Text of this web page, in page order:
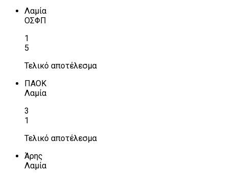
Λαμία
ΟΣΦΠ
1
5
Τελικό αποτέλεσμα
ΠΑΟΚ
Λαμία
3
1
Τελικό αποτέλεσμα
Άρης
Λαμία